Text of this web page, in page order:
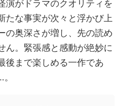
演がドラマのクオリティを
たな事実が次々と浮かび上
の奥深さが増し、先の読め
ん。緊張感と感動が絶妙に
後まで楽しめる一作であ